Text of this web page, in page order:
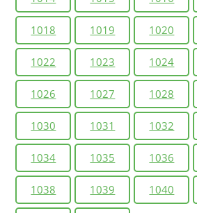
1018 1019 1020
1022 1023 1024
1026 1027 1028
1030 1031 1032
1034 1035 1036
1038 1039 1040